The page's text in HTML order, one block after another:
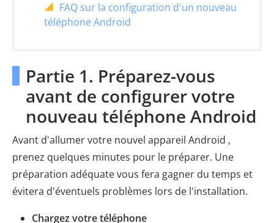
FAQ sur la configuration d'un nouveau
téléphone Android
Partie 1. Préparez-vous
avant de configurer votre
nouveau téléphone Android
Avant d'allumer votre nouvel appareil Android ,
prenez quelques minutes pour le préparer. Une
préparation adéquate vous fera gagner du temps et
évitera d'éventuels problèmes lors de l'installation.
Chargez votre téléphone